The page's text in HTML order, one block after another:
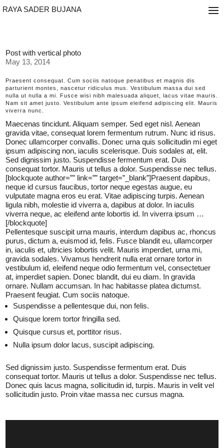
RAYA SADER BUJANA
Post with vertical photo
May 13, 2014
Praesent consequat. Cum sociis natoque penatibus et magnis dis
parturient montes, nascetur ridiculus mus. Vestibulum massa dui sed
nulla ut nulla a mi. Fusce wisi nibh malesuada aliquet, lacus vitae mauris.
Nam sit amet justo. Vestibulum ante ipsum eleifend adipiscing elit. Mauris
viverra nunc.
Maecenas tincidunt. Aliquam semper. Sed eget nisl. Aenean
gravida vitae, consequat lorem fermentum rutrum. Nunc id risus.
Donec ullamcorper convallis. Donec urna quis sollicitudin mi eget
ipsum adipiscing non, iaculis scelerisque. Duis sodales at, elit.
Sed dignissim justo. Suspendisse fermentum erat. Duis
consequat tortor. Mauris ut tellus a dolor. Suspendisse nec tellus.
[blockquote author=”” link=”” target=”_blank”]Praesent dapibus,
neque id cursus faucibus, tortor neque egestas augue, eu
vulputate magna eros eu erat. Vitae adipiscing turpis. Aenean
ligula nibh, molestie id viverra a, dapibus at dolor. In iaculis
viverra neque, ac eleifend ante lobortis id. In viverra ipsum …
[/blockquote]
Pellentesque suscipit urna mauris, interdum dapibus ac, rhoncus
purus, dictum a, euismod id, felis. Fusce blandit eu, ullamcorper
in, iaculis et, ultricies lobortis velit. Mauris imperdiet, urna mi,
gravida sodales. Vivamus hendrerit nulla erat ornare tortor in
vestibulum id, eleifend neque odio fermentum vel, consectetuer
at, imperdiet sapien. Donec blandit, dui eu diam. In gravida
ornare. Nullam accumsan. In hac habitasse platea dictumst.
Praesent feugiat. Cum sociis natoque.
Suspendisse a pellentesque dui, non felis.
Quisque lorem tortor fringilla sed.
Quisque cursus et, porttitor risus.
Nulla ipsum dolor lacus, suscipit adipiscing.
Sed dignissim justo. Suspendisse fermentum erat. Duis
consequat tortor. Mauris ut tellus a dolor. Suspendisse nec tellus.
Donec quis lacus magna, sollicitudin id, turpis. Mauris in velit vel
sollicitudin justo. Proin vitae massa nec cursus magna.